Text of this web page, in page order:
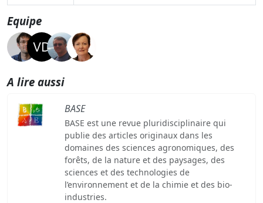
Equipe
A lire aussi
BASE
BASE est une revue pluridisciplinaire qui
publie des articles originaux dans les
domaines des sciences agronomiques, des
forêts, de la nature et des paysages, des
sciences et des technologies de
l’environnement et de la chimie et des bio-
industries.